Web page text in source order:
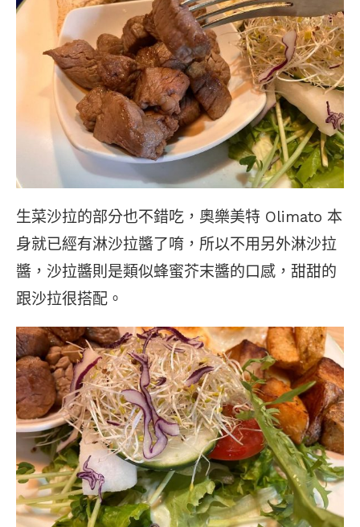
生菜沙拉的部分也不錯吃，奧樂美特 Olimato 本
身就已經有淋沙拉醬了唷，所以不用另外淋沙拉
醬，沙拉醬則是類似蜂蜜芥末醬的口感，甜甜的
跟沙拉很搭配。